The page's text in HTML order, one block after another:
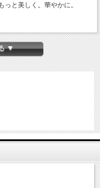
と美しく。華やかに。
▼